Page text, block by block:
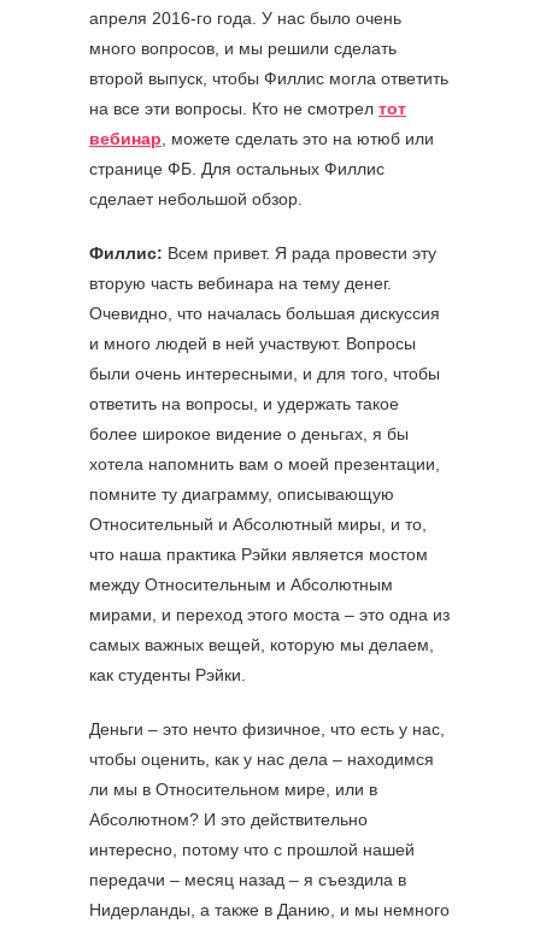
апреля 2016-го года. У нас было очень
много вопросов, и мы решили сделать
второй выпуск, чтобы Филлис могла ответить
на все эти вопросы. Кто не смотрел тот
вебинар , можете сделать это на ютюб или
странице ФБ. Для остальных Филлис
сделает небольшой обзор.
Филлис: Всем привет. Я рада провести эту
вторую часть вебинара на тему денег.
Очевидно, что началась большая дискуссия
и много людей в ней участвуют. Вопросы
были очень интересными, и для того, чтобы
ответить на вопросы, и удержать такое
более широкое видение о деньгах, я бы
хотела напомнить вам о моей презентации,
помните ту диаграмму, описывающую
Относительный и Абсолютный миры, и то,
что наша практика Рэйки является мостом
между Относительным и Абсолютным
мирами, и переход этого моста – это одна из
самых важных вещей, которую мы делаем,
как студенты Рэйки.
Деньги – это нечто физичное, что есть у нас,
чтобы оценить, как у нас дела – находимся
ли мы в Относительном мире, или в
Абсолютном? И это действительно
интересно, потому что с прошлой нашей
передачи – месяц назад – я съездила в
Нидерланды, а также в Данию, и мы немного